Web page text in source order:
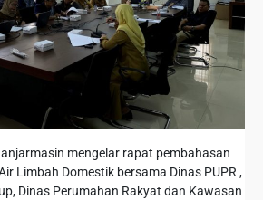
mengelar rapat pembahasan
Limbah Domestik bersama Dinas PUPR ,
Dinas Perumahan Rakyat dan Kawasan